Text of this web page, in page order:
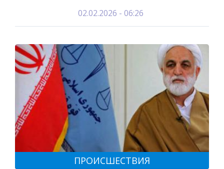
02.02.2026 - 06:26
ПРОИСШЕСТВИЯ